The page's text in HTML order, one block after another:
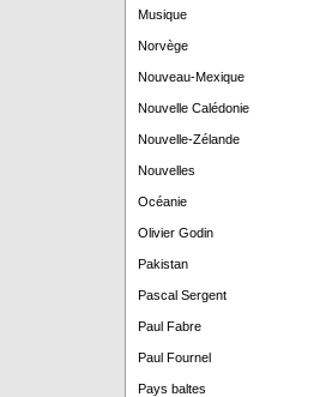
Musique
Norvège
Nouveau-Mexique
Nouvelle Calédonie
Nouvelle-Zélande
Nouvelles
Océanie
Olivier Godin
Pakistan
Pascal Sergent
Paul Fabre
Paul Fournel
Pays baltes